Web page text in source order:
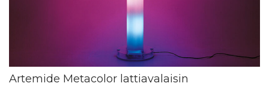
Artemide Metacolor lattiavalaisin